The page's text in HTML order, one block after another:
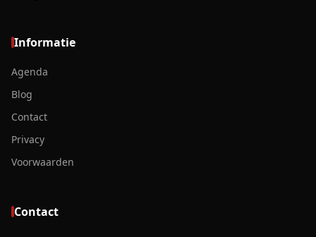
Informatie
Agenda
Blog
Contact
Privacy
Voorwaarden
Contact